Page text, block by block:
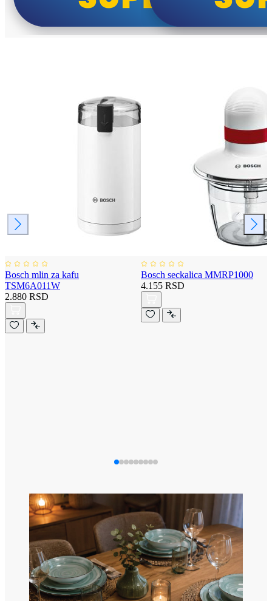
Bosch mlin za kafu
TSM6A011W
2.880 RSD
Bosch seckalica MMRP1000
4.155 RSD